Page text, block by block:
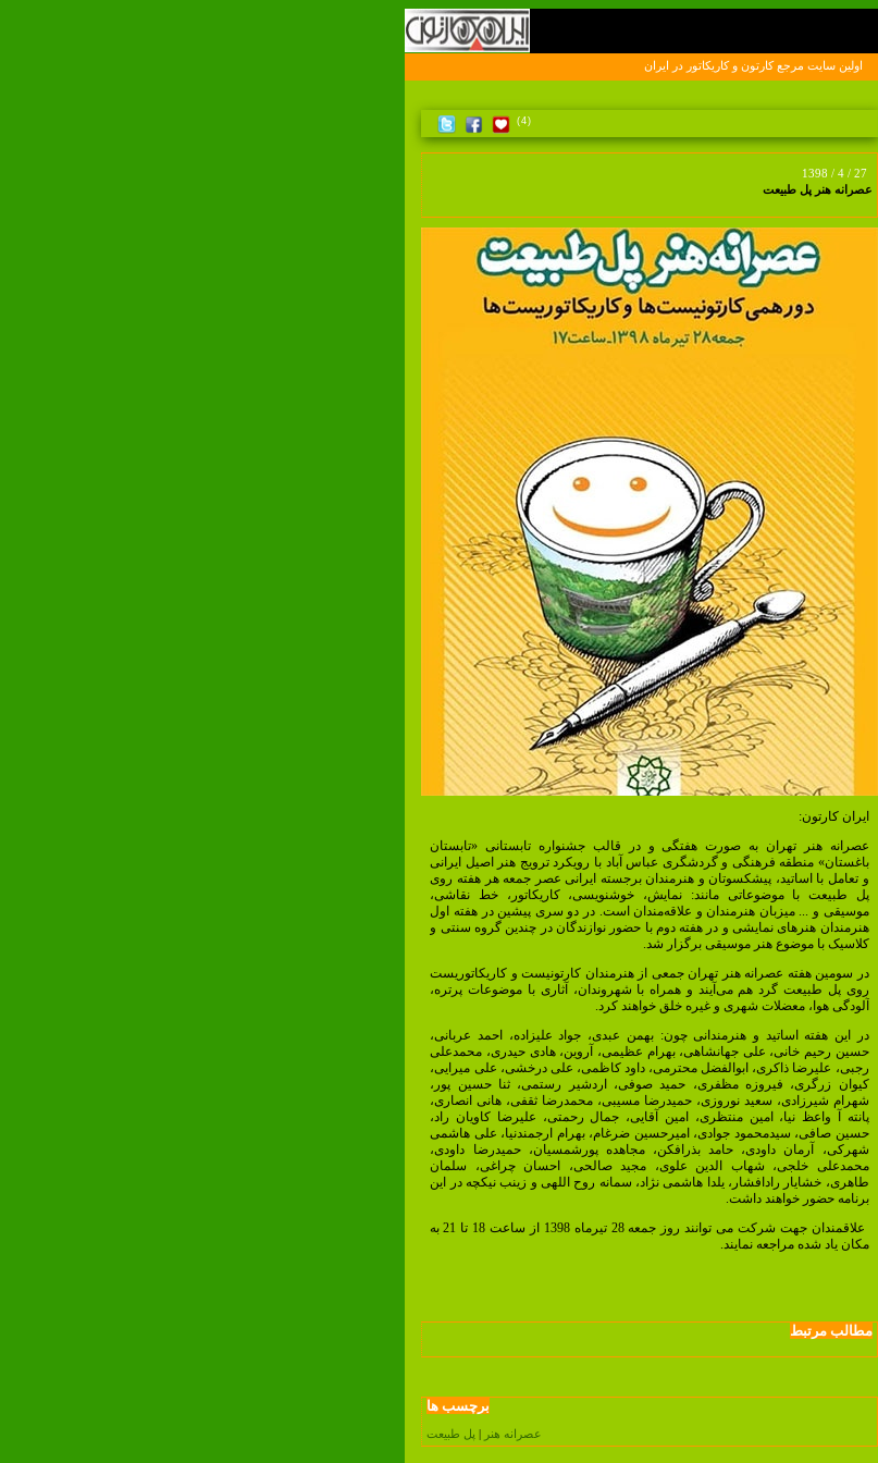
اولين سايت مرجع کارتون و کاريکاتور در ايران
(4)
1398 / 4 / 27
عصرانه هنر پل طبیعت
ایران کارتون:
عصرانه هنر تهران به صورت هفتگی و در قالب جشنواره تابستانی «تابستان
باغستان» منطقه فرهنگی و گردشگری عباس آباد با رویکرد ترویج هنر اصیل ایرانی
و تعامل با اساتید، پیشکسوتان و هنرمندان برجسته ایرانی عصر جمعه هر هفته روی
پل طبیعت با موضوعاتی مانند: نمایش، خوشنویسی، کاریکاتور، خط نقاشی،
موسیقی و ... میزبان هنرمندان و علاقه‌مندان است. در دو سری پیشین در هفته اول
هنرمندان هنر‌های نمایشی و در هفته دوم با حضور نوازندگان در چندین گروه سنتی و
کلاسیک با موضوع هنر موسیقی برگزار شد.
در سومین هفته عصرانه هنر تهران جمعی از هنرمندان کارتونیست و کاریکاتوریست
روی پل طبیعت گرد هم می‌آیند و همراه با شهروندان، آثاری با موضوعات پرتره،
آلودگی هوا، معضلات شهری و غیره خلق خواهند کرد.
در این هفته اساتید و هنرمندانی چون: بهمن عبدی، جواد علیزاده، احمد عربانی،
حسین رحیم خانی، علی جهانشاهی، بهرام عظیمی، آروین، هادی حیدری، محمدعلی
رجبی، علیرضا ذاکری، ابوالفضل محترمی، داود کاظمی، علی درخشی، علی میرایی،
کیوان زرگری، فیروزه مظفری، حمید صوفی، اردشیر رستمی، ثنا حسین پور،
شهرام شیرزادی، سعید نوروزی، حمیدرضا مسیبی، محمدرضا ثقفی، هانی انصاری،
پانته آ واعظ نیا، امین منتظری، امین آقایی، جمال رحمتی، علیرضا کاویان راد،
حسین صافی، سیدمحمود جوادی، امیرحسین ضرغام، بهرام ارجمندنیا، علی هاشمی
شهرکی، آرمان داودی، حامد بذرافکن، مجاهده پورشمسیان، حمیدرضا داودی،
محمدعلی خلجی، شهاب الدین علوی، مجید صالحی، احسان چراغی، سلمان
طاهری، خشایار رادافشار، یلدا هاشمی نژاد، سمانه روح اللهی و زینب نیکچه در این
برنامه حضور خواهند داشت.
علاقمندان جهت شرکت می توانند روز جمعه 28 تیرماه 1398 از ساعت 18 تا 21 به
مکان یاد شده مراجعه نمایند.
مطالب مرتبط
برچسب ها
عصرانه هنر پل طبیعت